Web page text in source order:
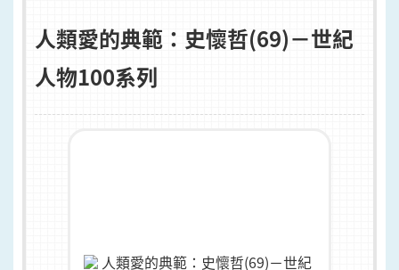
人類愛的典範：史懷哲(69)－世紀
人物100系列